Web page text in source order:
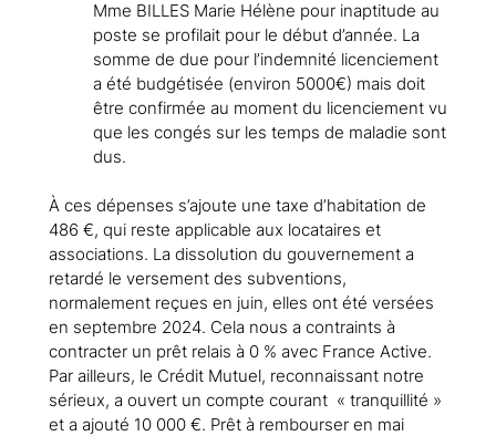
Mme BILLES Marie Hélène pour inaptitude au
poste se profilait pour le début d’année. La
somme de due pour l’indemnité licenciement
a été budgétisée (environ 5000€) mais doit
être confirmée au moment du licenciement vu
que les congés sur les temps de maladie sont
dus.
À ces dépenses s’ajoute une taxe d’habitation de
486 €, qui reste applicable aux locataires et
associations. La dissolution du gouvernement a
retardé le versement des subventions,
normalement reçues en juin, elles ont été versées
en septembre 2024. Cela nous a contraints à
contracter un prêt relais à 0 % avec France Active.
Par ailleurs, le Crédit Mutuel, reconnaissant notre
sérieux, a ouvert un compte courant « tranquillité »
et a ajouté 10 000 €. Prêt à rembourser en mai